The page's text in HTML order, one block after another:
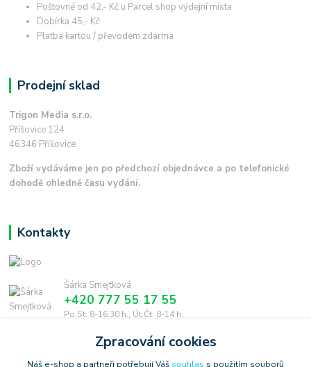
Poštovné od 42,- Kč u Parcel shop výdejní místa
Dobírka 45,- Kč
Platba kartou / převodem zdarma
Prodejní sklad
Trigon Media s.r.o.
Příšovice 124
46346 Příšovice
Zboží vydáváme jen po předchozí objednávce a po telefonické
dohodě ohledně času vydání.
Kontakty
Šárka Smejtková
+420 777 55 17 55
Po,St: 8-16.30 h., Út,Čt: 8-14 h.
smejtkova@trigonmedia.czZpracování cookies
Náš e-shop a partneři potřebují Váš souhlas s použitím souborů